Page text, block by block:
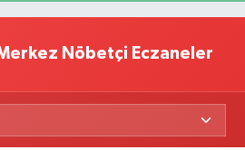
Nöbetçi Eczaneler